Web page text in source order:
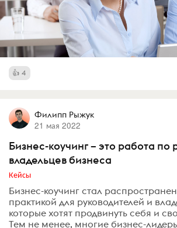
4
Филипп Рыжук
21 мая 2022
Бизнес-коучинг – это работа по
владельцев бизнеса
Кейсы
Бизнес-коучинг стал
практикой для руководителей и
которые хотят продвинуть себя и
Тем не менее, многие бизнес-